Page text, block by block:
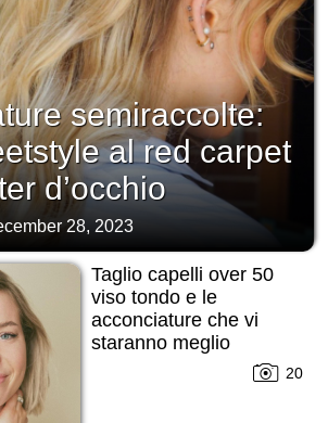
semiraccolte:
al red carpet
d’occhio
28, 2023
Taglio capelli over 50
viso tondo e le
acconciature che vi
staranno meglio
20